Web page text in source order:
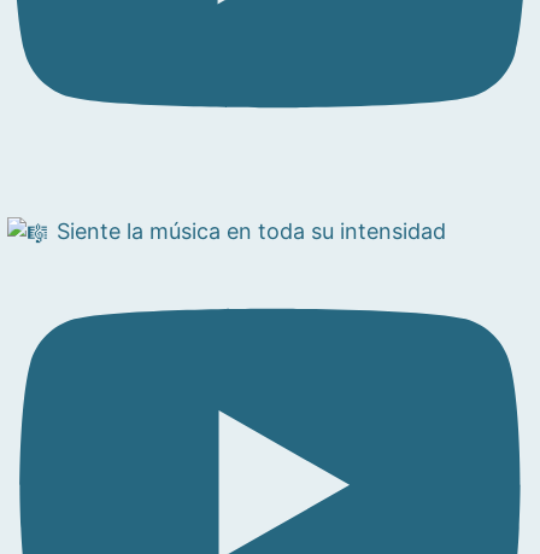
Siente la música en toda su intensidad